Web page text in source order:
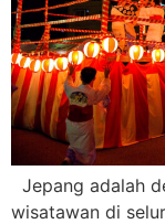
Jepang adalah
wisatawan di